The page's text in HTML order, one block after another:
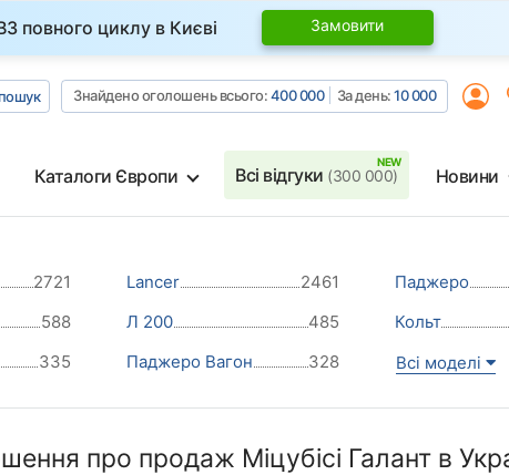
повного циклу в Києві Замовити
Знайдено оголошень всього:400 000 За день:10 000
Каталоги Європи Всі відгуки (300 000) Новини
2721 Lancer 2461 Паджеро
588 Л 200 485 Кольт
335 Паджеро Вагон 328 Всі моделі
про продаж Міцубісі Галант в